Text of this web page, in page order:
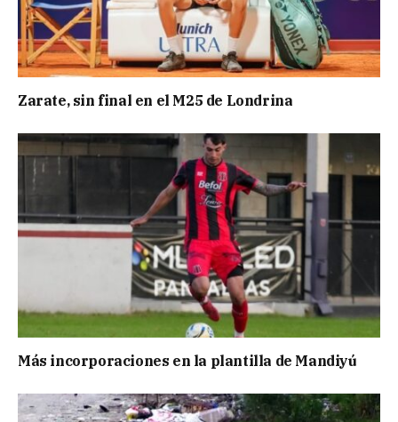
Zarate, sin final en el M25 de Londrina
Más incorporaciones en la plantilla de Mandiyú